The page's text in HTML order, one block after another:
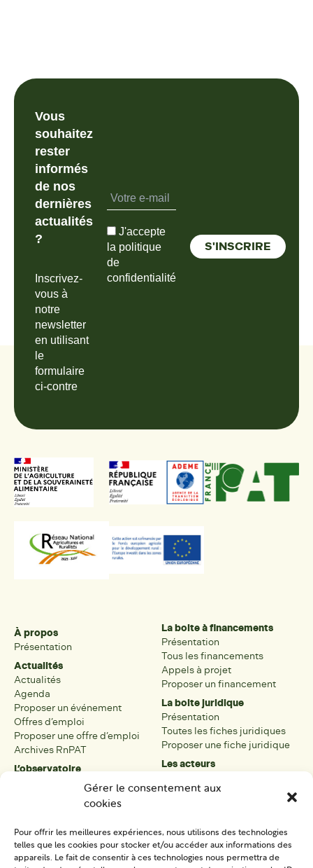
Gérer le consentement aux
cookies
Pour offrir les meilleures expériences, nous utilisons des technologies
telles que les cookies pour stocker et/ou accéder aux informations des
appareils. Le fait de consentir à ces technologies nous permettra de
Vous
souhaitez
rester
informés
de nos
dernières
actualités
?
Inscrivez-
vous à
notre
newsletter
en utilisant
le
formulaire
ci-contre
J'accepte
la politique
de
confidentialité
À propos
Présentation
Actualités
Actualités
Agenda
Proposer un événement
Offres d’emploi
Proposer une offre d’emploi
Archives RnPAT
L’observatoire
Présentation de l’observatoire
La boîte à outils
Présentation
La boite à financements
Présentation
Tous les financements
Appels à projet
Proposer un financement
La boite juridique
Présentation
Toutes les fiches juridiques
Proposer une fiche juridique
Les acteurs
Tous les acteurs